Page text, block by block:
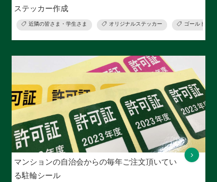
ステッカー作成
近隣の皆さま・学生さま オリジナルステッカー ゴールドス
マンションの自治会からの毎年ご注文頂いてい
る駐輪シール